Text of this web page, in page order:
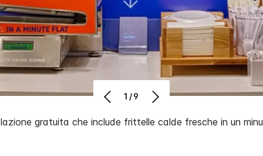
gratuita che include frittelle calde fresche in un
1/9